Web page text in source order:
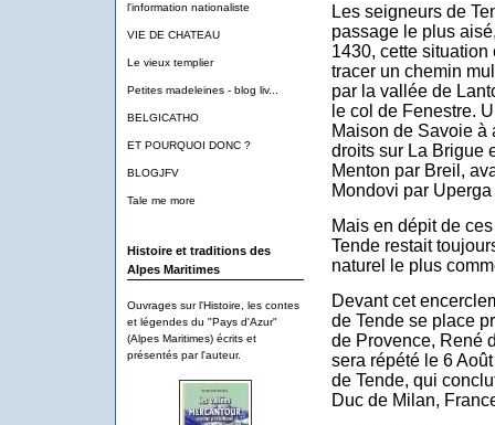
l'information nationaliste
VIE DE CHATEAU
Le vieux templier
Petites madeleines - blog liv...
BELGICATHO
ET POURQUOI DONC ?
BLOGJFV
Tale me more
Histoire et traditions des
Alpes Maritimes
Ouvrages sur l'Histoire, les contes
et légendes du "Pays d'Azur"
(Alpes Maritimes) écrits et
présentés par l'auteur.
Les seigneurs de
passage le plus
1430, cette
tracer un chemin
par la vallée de
le col de Fenestre.
Maison de Savoie à
droits sur La Brigue
Menton par Breil,
Mondovi par
Mais en dépit de
Tende restait
naturel le plus
Devant cet
de Tende se place
de Provence, René
sera répété le 6
de Tende, qui
Duc de Milan,